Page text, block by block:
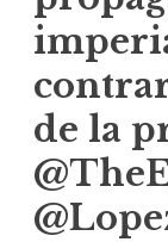
t
n
t
de la